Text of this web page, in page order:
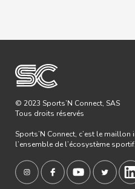
© 2023 Sports’N Connect, SAS
Tous droits réservés
Sports’N Connect, c’est le
l’ensemble de l’écosystème sportif.